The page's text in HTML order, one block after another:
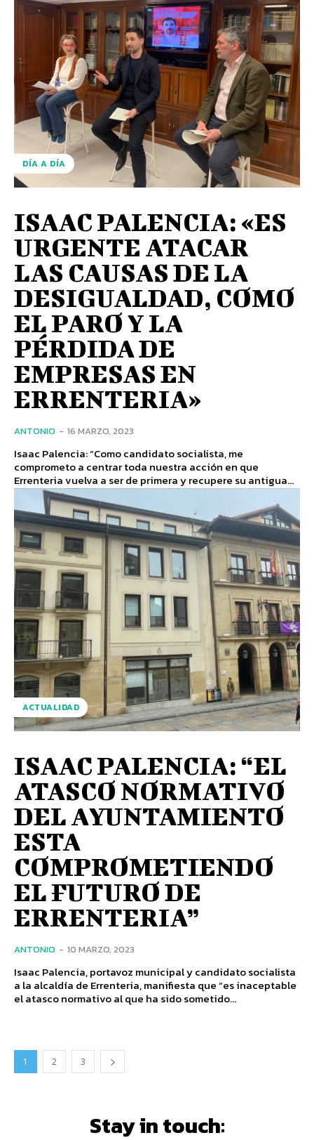
DÍA A DÍA
ISAAC PALENCIA: «ES
URGENTE ATACAR
LAS CAUSAS DE LA
DESIGUALDAD, COMO
EL PARO Y LA
PÉRDIDA DE
EMPRESAS EN
ERRENTERIA»
ANTONIO - 16 MARZO, 2023
Isaac Palencia: “Como candidato socialista, me
comprometo a centrar toda nuestra acción en que
Errenteria vuelva a ser de primera y recupere su antigua...
ACTUALIDAD
ISAAC PALENCIA: “EL
ATASCO NORMATIVO
DEL AYUNTAMIENTO
ESTA
COMPROMETIENDO
EL FUTURO DE
ERRENTERIA”
ANTONIO - 10 MARZO, 2023
Isaac Palencia, portavoz municipal y candidato socialista
a la alcaldía de Errenteria, manifiesta que “es inaceptable
el atasco normativo al que ha sido sometido...
1 2 3
Stay in touch: